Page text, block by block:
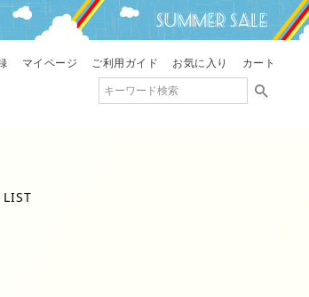
マイページ ご利用ガイド お気に入り カート
LIST